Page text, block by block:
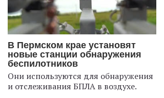
В Пермском крае установят
новые станции обнаружения
беспилотников
Они используются для обнаружения
и отслеживания БПЛА в воздухе.